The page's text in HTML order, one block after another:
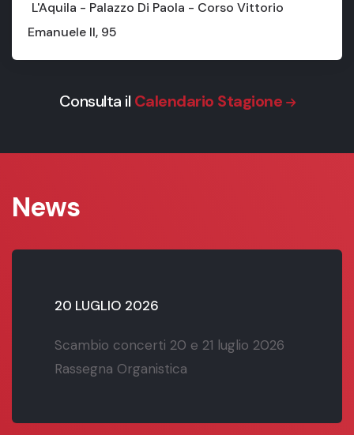
L'Aquila - Palazzo Di Paola - Corso Vittorio
Emanuele II, 95
Consulta il Calendario Stagione
News
20 LUGLIO 2026
Scambio concerti 20 e 21 luglio 2026
Rassegna Organistica